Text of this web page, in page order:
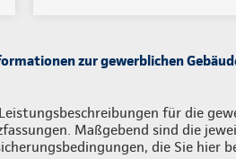
zur gewerblichen
für die
Maßgebend sind die
die Sie hier